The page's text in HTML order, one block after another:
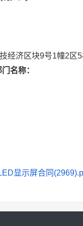
经济区块9号1幢2区
名称：
显示屏合同